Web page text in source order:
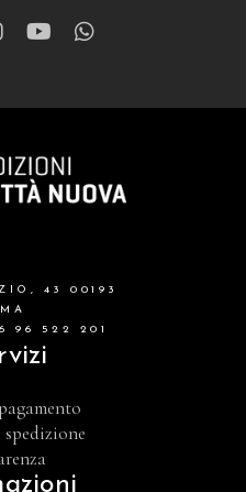
43 00193
96 522 201